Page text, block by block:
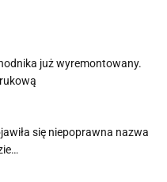
już wyremontowany.
się niepoprawna nazwa